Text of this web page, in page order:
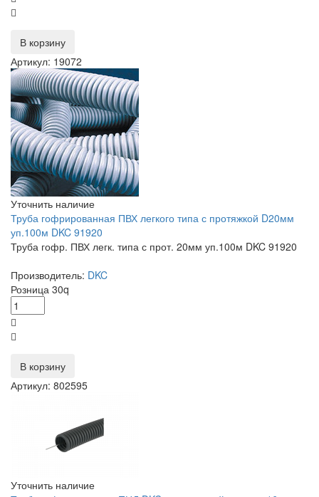
В корзину
Артикул: 19072
Уточнить наличие
Труба гофрированная ПВХ легкого типа с протяжкой D20мм
уп.100м DKC 91920
Труба гофр. ПВХ легк. типа с прот. 20мм уп.100м DKC 91920
Производитель: DKC
Розница 30q
В корзину
Артикул: 802595
Уточнить наличие